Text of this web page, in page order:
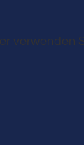
verwenden